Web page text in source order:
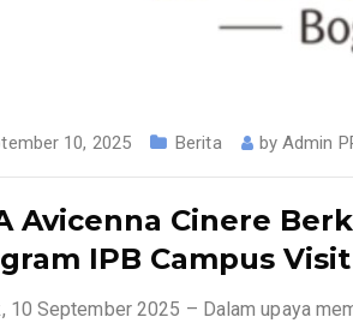
10, 2025 Berita byAdmin
Avicenna Cinere
IPB Campus Visit
10 September 2025 – Dalam upaya